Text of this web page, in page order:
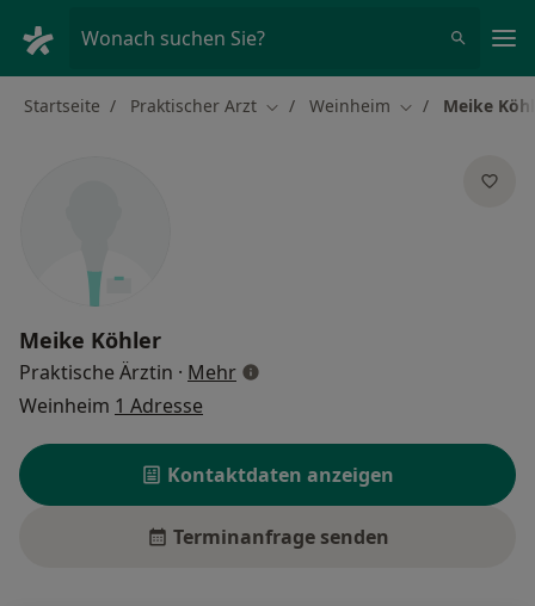
Wonach suchen Sie?
Startseite Praktischer Arzt Stadt ändern
Weinheim Stadt ändern
Meike
Meike Köhler
Praktische Ärztin · Mehrüber Spezialisierungen
Weinheim 1 Adresse
Kontaktdaten anzeigen
Terminanfrage senden